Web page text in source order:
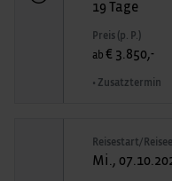
19 Tage
Preis (p. P.)
ab € 3.850,-
• Zusatztermin
Reisestart/
Mi.,